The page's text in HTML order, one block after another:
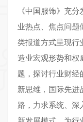
《中国服饰》充
业热点、焦点问题
类报道方式呈现行
造业宏观形势和权
题，探讨行业财经
新思维，国际先进
路，力求系统、深